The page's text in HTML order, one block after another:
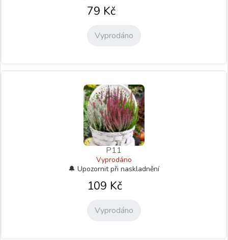
79 Kč
Vyprodáno
P11
Vyprodáno
109 Kč
Vyprodáno